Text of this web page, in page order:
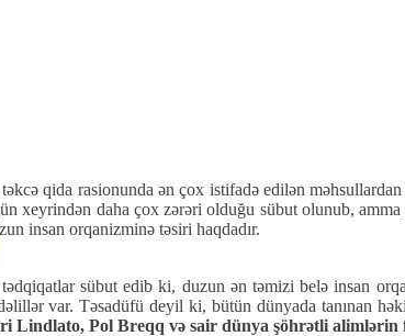
qida rasionunda ən çox istifadə edilən
xeyrindən daha çox zərəri olduğu sübut olunub,
insan orqanizminə təsiri haqdadır.
sübut edib ki, duzun ən təmizi belə insan
var. Təsadüfü deyil ki, bütün dünyada tanınan
Lindlato, Pol Breqq və sair dünya şöhrətli alimlərin